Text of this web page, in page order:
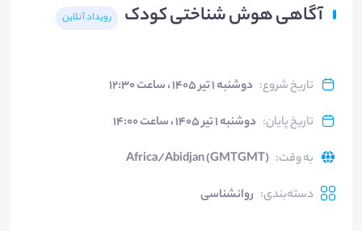
آگاهی هوش شناختی کودک رویداد آنلاین
تاریخ شروع: دوشنبه ۱ تیر ۱۴۰۵ ، ساعت ۱۲:۳۰
تاریخ پایان: دوشنبه ۱ تیر ۱۴۰۵ ، ساعت ۱۴:۰۰
به وقت:
Africa/Abidjan (GMTGMT)
دسته‌بندی: روانشناسی